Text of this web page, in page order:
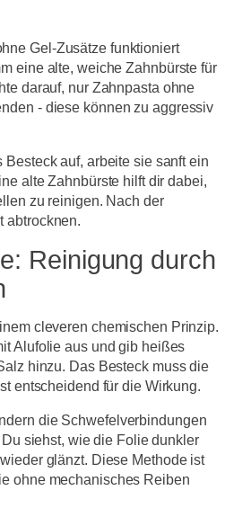
Gel-Zusätze funktioniert
eine alte, weiche Zahnbürste für
darauf, nur Zahnpasta ohne
- diese können zu aggressiv
auf, arbeite sie sanft ein
alte Zahnbürste hilft dir dabei,
zu reinigen. Nach der
abtrocknen.
Reinigung durch
cleveren chemischen Prinzip.
Alufolie aus und gib heißes
hinzu. Das Besteck muss die
entscheidend für die Wirkung.
die Schwefelverbindungen
siehst, wie die Folie dunkler
glänzt. Diese Methode ist
ohne mechanisches Reiben